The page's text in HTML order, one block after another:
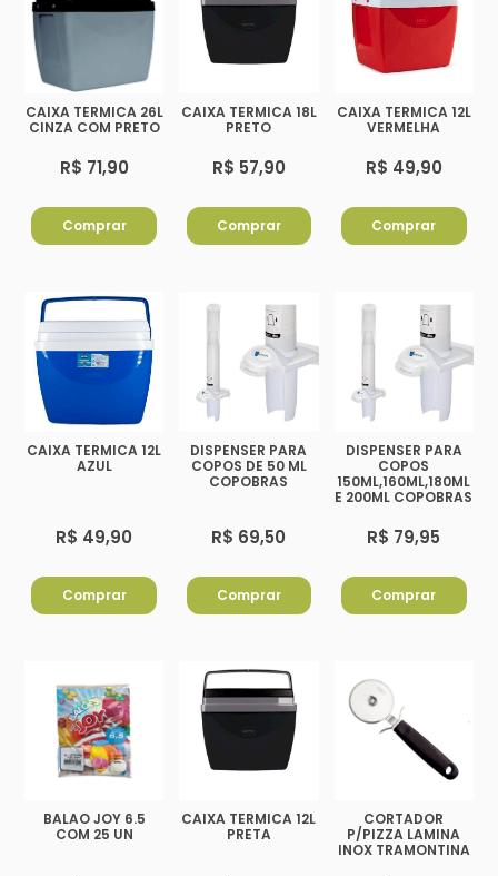
CAIXA TERMICA 26L
CINZA COM PRETO
R$ 71,90
Comprar
CAIXA TERMICA 18L
PRETO
R$ 57,90
Comprar
CAIXA TERMICA 12L
VERMELHA
R$ 49,90
Comprar
CAIXA TERMICA 12L
AZUL
R$ 49,90
Comprar
DISPENSER PARA
COPOS DE 50 ML
COPOBRAS
R$ 69,50
Comprar
DISPENSER PARA
COPOS
150ML,160ML,180ML
E 200ML COPOBRAS
R$ 79,95
Comprar
BALAO JOY 6.5
COM 25 UN
CAIXA TERMICA 12L
PRETA
CORTADOR
P/PIZZA LAMINA
INOX TRAMONTINA